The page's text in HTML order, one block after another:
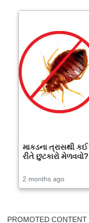
માકડના ત્રાસથી કઈ
રીતે છુટકારો મેળવવો?
2 months ago